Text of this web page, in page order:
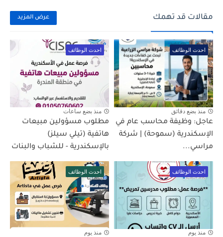
مقالات قد تهمك عرض المزيد
احدث الوظائف
منذ بضع دقائق
عاجل: وظيفة محاسب عام في
الإسكندرية (سموحة) | شركة
مراسي...
احدث الوظائف
منذ بضع ساعات
مطلوب مسؤولين مبيعات
هاتفية (تيلي سيلز)
بالإسكندرية - للشباب والبنات
احدث الوظائف
منذ يوم
احدث الوظائف
منذ يوم